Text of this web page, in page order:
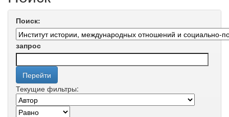
Поиск:
запрос
Текущие фильтры: